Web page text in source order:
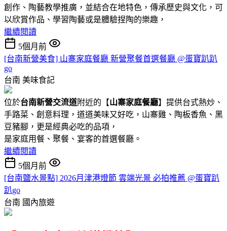
創作、陶藝教學推廣，並結合在地特色，傳承歷史與文化，可
以欣賞作品、學習陶藝或是體驗捏陶的樂趣，
繼續閱讀
5個月前
[台南新營美食] 山寨家庭餐廳 新營聚餐首選餐廳 @蛋寶趴趴
go
台南 美味食記
位於台南新營交流道附近的【山寨家庭餐廳】提供台式熱炒、
手路菜、創意料理，道道美味又好吃，山寨雞、陶板香魚、黑
豆豬腳，更是經典必吃的品項，
是家庭用餐、聚餐、宴客的首選餐廳。
繼續閱讀
5個月前
[台南鹽水景點] 2026月津港燈節 雲端光景 必拍推薦 @蛋寶趴
趴go
台南 國內旅遊